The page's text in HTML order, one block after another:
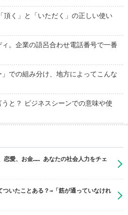
頂く」と「いただく」の正しい使い
。企業の語呂合わせ電話番号で一番
での組み分け、地方によってこんな
うと？ ビジネスシーンでの意味や使
恋愛、お金…… あなたの社会人力をチェ
いたことある？→「筋が通っていなけれ